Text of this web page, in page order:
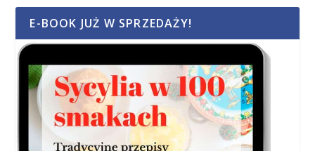
E-BOOK JUŻ W SPRZEDAŻY!